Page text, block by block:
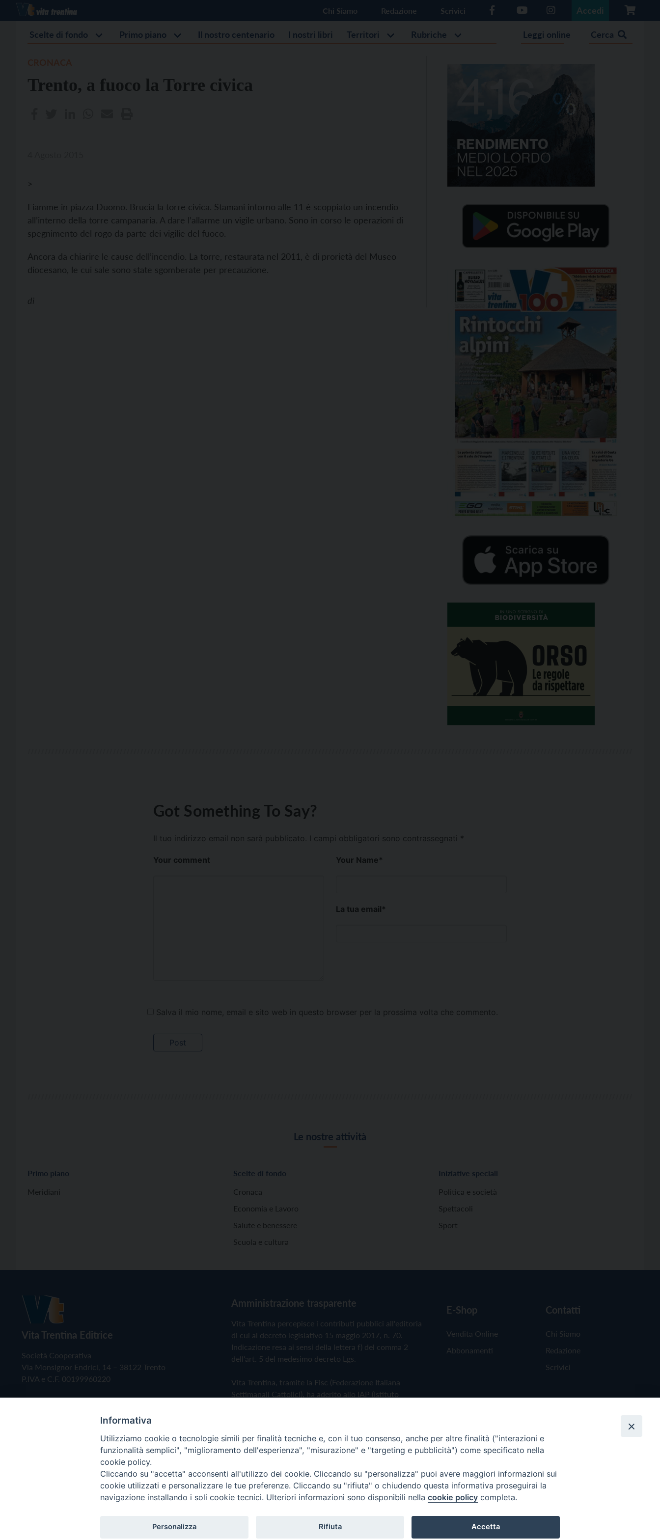
Chi Siamo Redazione Scrivici Accedi
Scelte di fondo Primo piano Il nostro centenario I nostri libri Territori Rubriche Leggi online Cerca
Trento, a fuoco la Torre civica
>
Fiamme in piazza Duomo. Brucia la torre civica. Stamani intorno alle 11 è scoppiato un incendio
all’interno della torre campanaria. A dare l’allarme un vigile urbano. Sono in corso le operazioni di
spegnimento del rogo da parte dei vigilie del fuoco.
Ancora da chiarire le cause dell’incendio. La torre, restaurata nel 2011, è di prorietà del Museo
diocesano, le cui sale sono state sgomberate per precauzione.
di
Got Something To Say?
Il tuo indirizzo email non sarà pubblicato. I campi obbligatori sono contrassegnati *
Your comment Your Name*
La tua email*
Salva il mio nome, email e sito web in questo browser per la prossima volta che commento.
Le nostre attività
Primo piano
Meridiani
Scelte di fondo
Cronaca
Economia e Lavoro
Salute e benessere
Scuola e cultura
Iniziative speciali
Politica e società
Spettacoli
Sport
Vita Trentina Editrice
Società Cooperativa
Via Monsignor Endrici, 14 – 38122 Trento
P.IVA e C.F. 00199960220
Amministrazione trasparente
Vita Trentina percepisce i contributi pubblici all'editoria
di cui al decreto legislativo 15 maggio 2017, n. 70.
Indicazione resa ai sensi della lettera f) del comma 2
dell'art. 5 del medesimo decreto Lgs.
Vita Trentina, tramite la Fisc (Federazione Italiana
Settimanali Cattolici), ha aderito allo IAP (Istituto
Privacy Policy Cookie Policy
E-Shop
Vendita Online
Abbonamenti
Contatti
Chi Siamo
Redazione
Scrivici
Copyright © 2019 - Tutti i diritti riservati - Vita Trentina Editrice
Informativa
Utilizziamo cookie o tecnologie simili per finalità tecniche e, con il tuo consenso, anche per altre finalità ("interazioni e
funzionalità semplici", "miglioramento dell'esperienza", "misurazione" e "targeting e pubblicità") come specificato nella
cookie policy.
Cliccando su "accetta" acconsenti all'utilizzo dei cookie. Cliccando su "personalizza" puoi avere maggiori informazioni sui
cookie utilizzati e personalizzare le tue preferenze. Cliccando su "rifiuta" o chiudendo questa informativa proseguirai la
navigazione installando i soli cookie tecnici. Ulteriori informazioni sono disponibili nella cookie policy completa.
Personalizza Rifiuta Accetta